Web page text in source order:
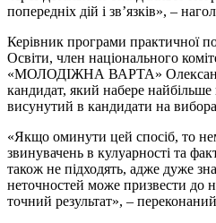
попередніх дій і зв’язків», –
Керівник програми практичної
Освіти, член національного
«МОЛОДІЖНА ВАРТА»
кандидат, який набере найбільше
висунутий в кандидати на
«Якщо оминути цей спосіб, то
звинувачень в кулуарності та
також не підходять, адже дуже
неточностей може призвести до
точний результат», –